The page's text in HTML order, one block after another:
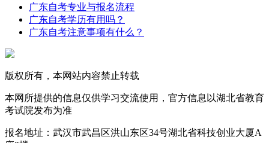
广东自考专业与报名流程
广东自考学历有用吗？
广东自考注意事项有什么？
版权所有，本网站内容禁止转载
本网所提供的信息仅供学习交流使用，官方信息以湖北省教育
考试院发布为准
报名地址：武汉市武昌区洪山东区34号湖北省科技创业大厦A